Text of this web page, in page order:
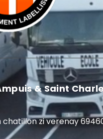
& Saint
zi verenay